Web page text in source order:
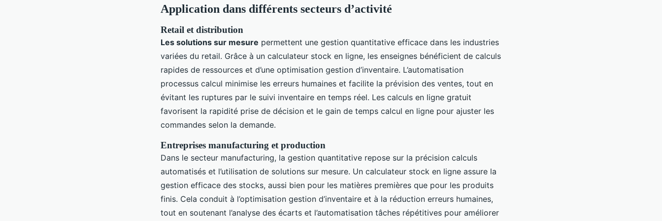
Application dans différents secteurs d’activité
Retail et distribution
Les solutions sur mesure permettent une gestion quantitative efficace dans les industries
variées du retail. Grâce à un calculateur stock en ligne, les enseignes bénéficient de calculs
rapides de ressources et d’une optimisation gestion d’inventaire. L’automatisation
processus calcul minimise les erreurs humaines et facilite la prévision des ventes, tout en
évitant les ruptures par le suivi inventaire en temps réel. Les calculs en ligne gratuit
favorisent la rapidité prise de décision et le gain de temps calcul en ligne pour ajuster les
commandes selon la demande.
Entreprises manufacturing et production
Dans le secteur manufacturing, la gestion quantitative repose sur la précision calculs
automatisés et l’utilisation de solutions sur mesure. Un calculateur stock en ligne assure la
gestion efficace des stocks, aussi bien pour les matières premières que pour les produits
finis. Cela conduit à l’optimisation gestion d’inventaire et à la réduction erreurs humaines,
tout en soutenant l’analyse des écarts et l’automatisation tâches répétitives pour améliorer